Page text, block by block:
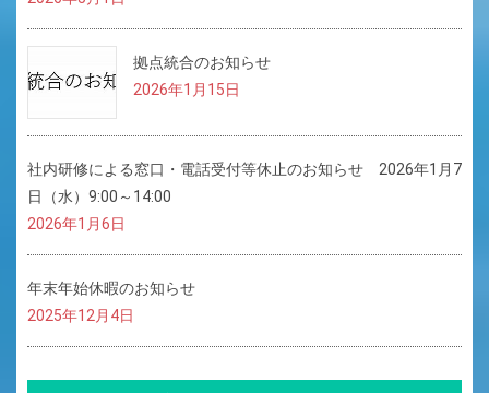
拠点統合のお知らせ
2026年1月15日
社内研修による窓口・電話受付等休止のお知らせ 2026年1月7
日（水）9:00～14:00
2026年1月6日
年末年始休暇のお知らせ
2025年12月4日